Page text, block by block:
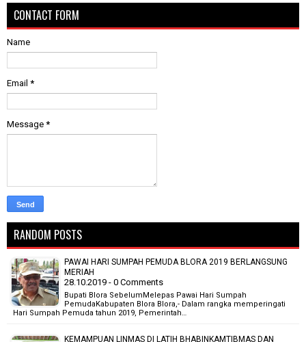
CONTACT FORM
Name
Email *
Message *
RANDOM POSTS
PAWAI HARI SUMPAH PEMUDA BLORA 2019 BERLANGSUNG
MERIAH
28.10.2019 - 0 Comments
Bupati Blora SebelumMelepas Pawai Hari Sumpah
PemudaKabupaten Blora Blora,- Dalam rangka memperingati
Hari Sumpah Pemuda tahun 2019, Pemerintah…
KEMAMPUAN LINMAS DI LATIH BHABINKAMTIBMAS DAN